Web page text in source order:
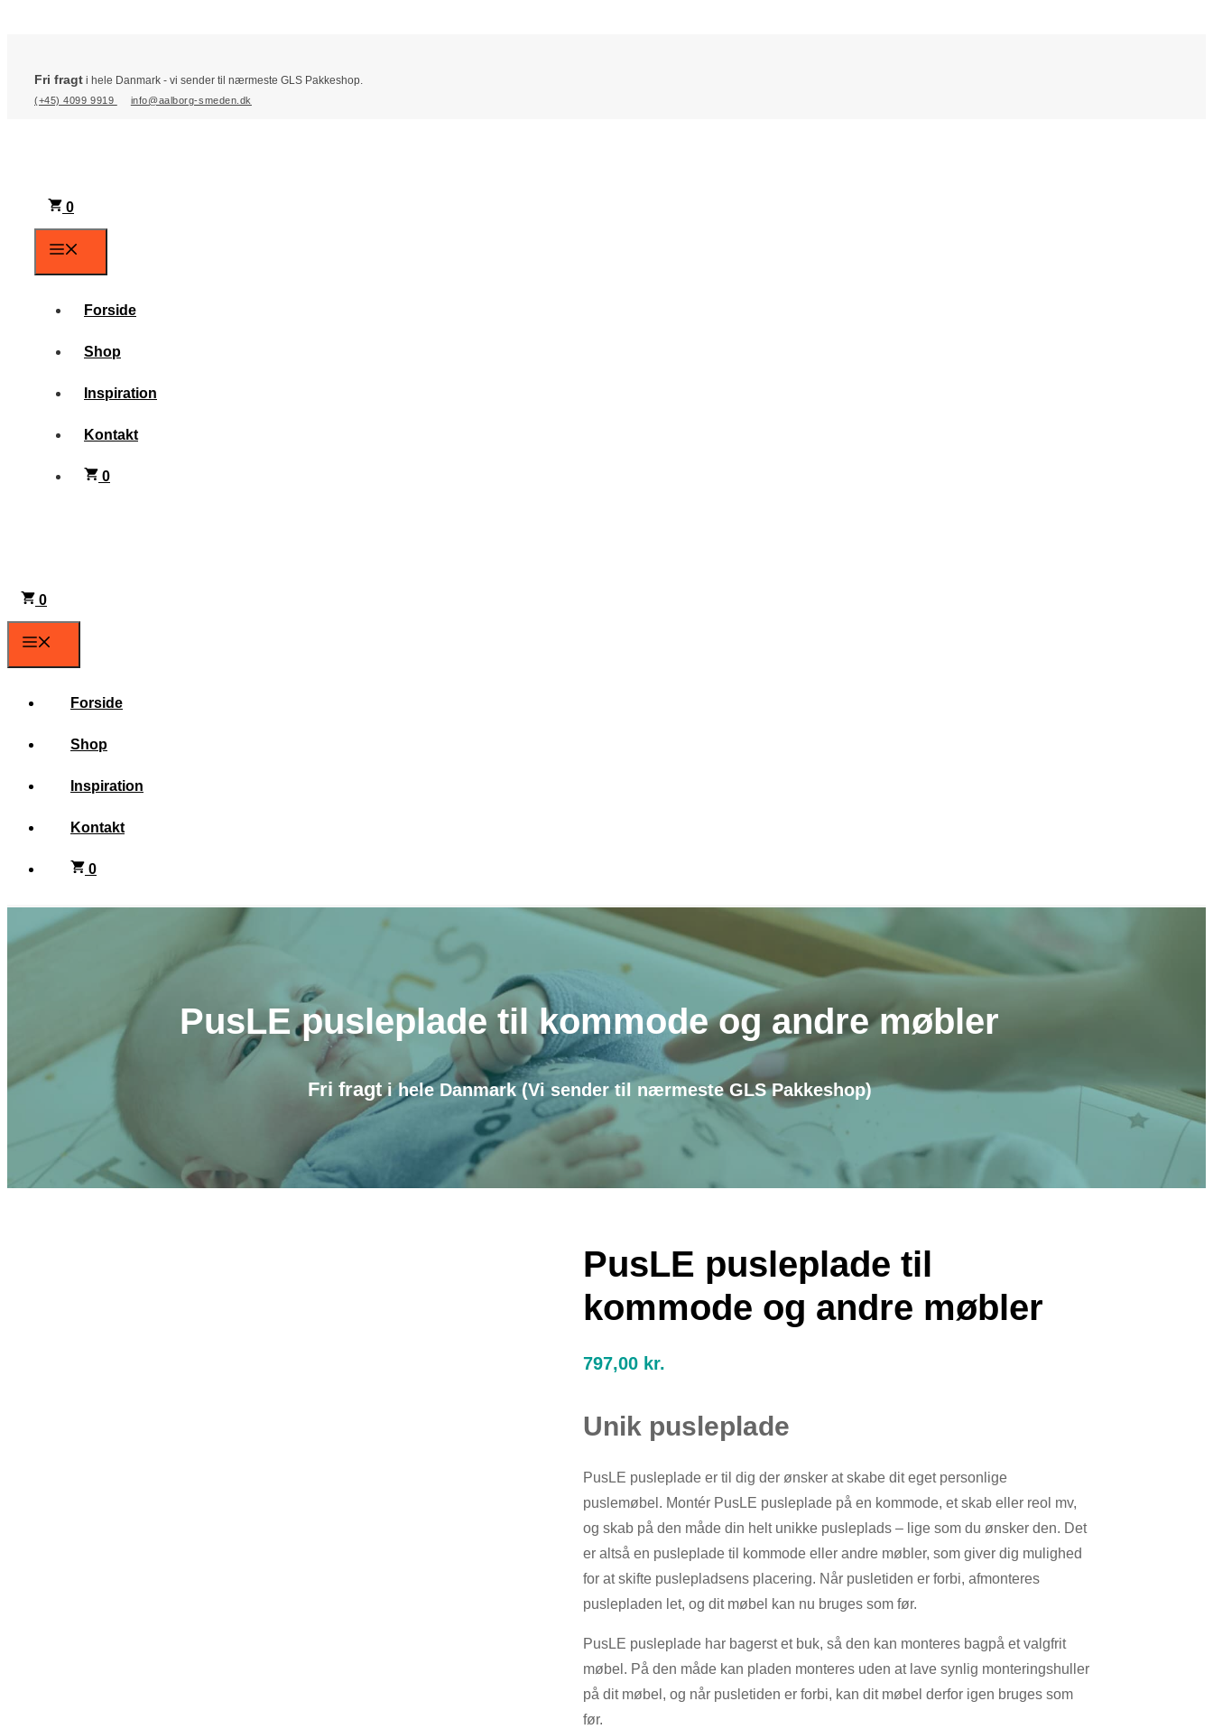
indhold
Fri fragt i hele Danmark - vi sender til nærmeste GLS Pakkeshop.
(+45) 4099 9919 info@aalborg-smeden.dk
0
Forside
Shop
Inspiration
Kontakt
0
0
Forside
Shop
Inspiration
Kontakt
0
PusLE pusleplade til kommode og andre møbler
Fri fragti hele Danmark (Vi sender til nærmeste GLS Pakkeshop)
PusLE pusleplade til
kommode og andre møbler
797,00 kr.
Unik pusleplade
PusLE pusleplade er til dig der ønsker at skabe dit eget personlige
puslemøbel. Montér PusLE pusleplade på en kommode, et skab eller reol mv,
og skab på den måde din helt unikke pusleplads – lige som du ønsker den. Det
er altså en pusleplade til kommode eller andre møbler, som giver dig mulighed
for at skifte puslepladsens placering. Når pusletiden er forbi, afmonteres
puslepladen let, og dit møbel kan nu bruges som før.
PusLE pusleplade har bagerst et buk, så den kan monteres bagpå et valgfrit
møbel. På den måde kan pladen monteres uden at lave synlig monteringshuller
på dit møbel, og når pusletiden er forbi, kan dit møbel derfor igen bruges som
før.